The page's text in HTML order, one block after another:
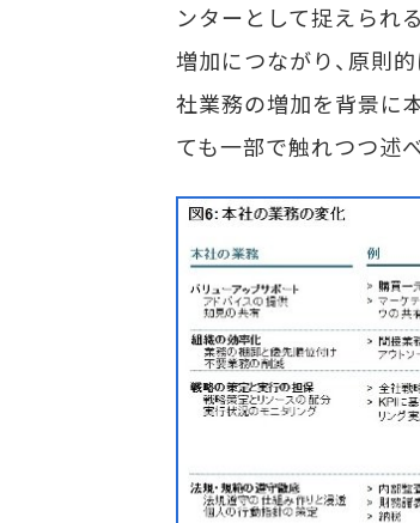
ンターとして捉えられ
増加につながり、原則
社業務の増加を背景に
ても一部で触れつつ述